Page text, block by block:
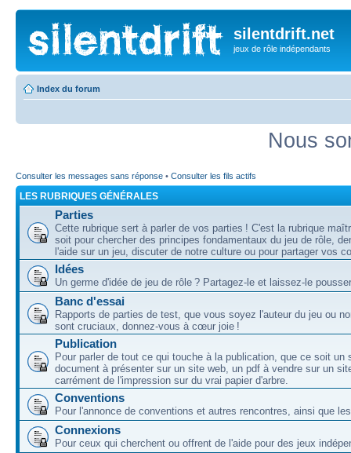
silentdrift.net
jeux de rôle indépendants
Index du forum
Nous
Consulter les messages sans réponse • Consulter les fils actifs
LES RUBRIQUES GÉNÉRALES
Parties
Cette rubrique sert à parler de vos parties ! C'est la rubrique
soit pour chercher des principes fondamentaux du jeu de rôle,
l'aide sur un jeu, discuter de notre culture ou pour partager vos
Idées
Un germe d'idée de jeu de rôle ? Partagez-le et laissez-le
Banc d'essai
Rapports de parties de test, que vous soyez l'auteur du jeu ou
sont cruciaux, donnez-vous à cœur joie !
Publication
Pour parler de tout ce qui touche à la publication, que ce soit un
document à présenter sur un site web, un pdf à vendre sur un
carrément de l'impression sur du vrai papier d'arbre.
Conventions
Pour l'annonce de conventions et autres rencontres, ainsi que
Connexions
Pour ceux qui cherchent ou offrent de l'aide pour des jeux